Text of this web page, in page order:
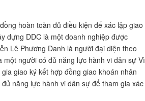
hoàn toàn đủ điều kiện để xác lập giao
dựng DDC là một doanh nghiệp được
Lê Phương Danh là người đại diện theo
người có đủ năng lực hành vi dân sự Vì
giao ký kết hợp đồng giao khoán nhân
năng lực hành vi dân sự để tham gia xác